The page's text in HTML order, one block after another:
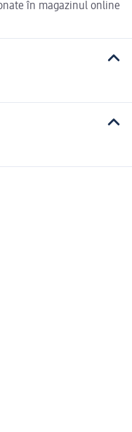
în magazinul online